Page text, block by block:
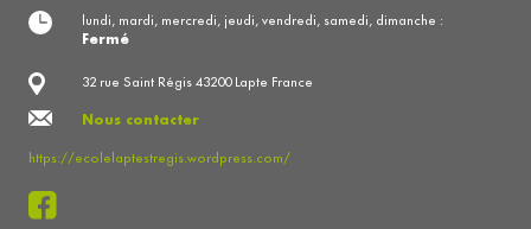
32 rue Saint Régis 43200 Lapte France
Nous contacter
https://ecolelaptestregis.wordpress.com/
lundi, mardi, mercredi, jeudi, vendredi, samedi, dimanche :
Fermé